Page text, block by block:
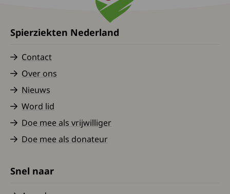
Spierziekten Nederland
Contact
Over ons
Nieuws
Word lid
Doe mee als vrijwilliger
Doe mee als donateur
Snel naar